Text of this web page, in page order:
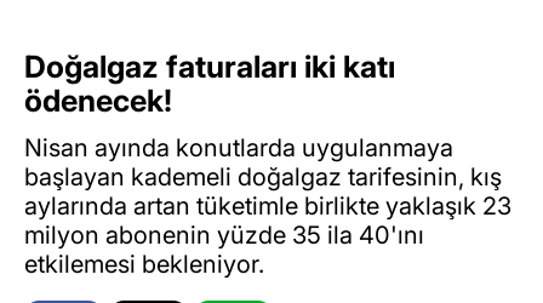
Doğalgaz faturaları iki katı
ödenecek!
Nisan ayında konutlarda uygulanmaya
başlayan kademeli doğalgaz tarifesinin, kış
aylarında artan tüketimle birlikte yaklaşık 23
milyon abonenin yüzde 35 ila 40'ını
etkilemesi bekleniyor.